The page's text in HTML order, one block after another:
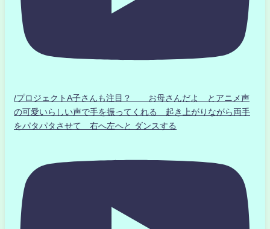
/プロジェクトA子さんも注目？ お母さんだよ とアニメ声
の可愛いらしい声で手を振ってくれる 起き上がりながら両手
をパタパタさせて 右へ左へと ダンスする